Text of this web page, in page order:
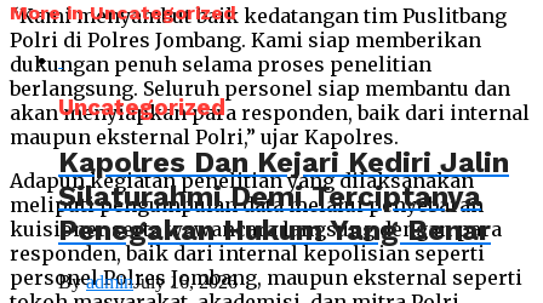
“Kami menyambut baik kedatangan tim Puslitbang
Polri di Polres Jombang. Kami siap memberikan
dukungan penuh selama proses penelitian
berlangsung. Seluruh personel siap membantu dan
akan menyiapkan para responden, baik dari internal
maupun eksternal Polri,” ujar Kapolres.
Adapun kegiatan penelitian yang dilaksanakan
meliputi pengumpulan data melalui penyebaran
kuisioner serta wawancara langsung dengan para
responden, baik dari internal kepolisian seperti
personel Polres Jombang, maupun eksternal seperti
More in Uncategorized
Uncategorized
Kapolres Dan Kejari Kediri Jalin
Silaturahmi Demi Terciptanya
Penegakan Hukum Yang Benar
ByadminJuly 16, 2026